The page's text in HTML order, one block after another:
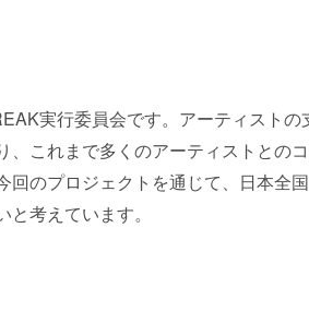
実行委員会です。アーティスト
、これまで多くのアーティストとの
回のプロジェクトを通じて、日本全
考えています。